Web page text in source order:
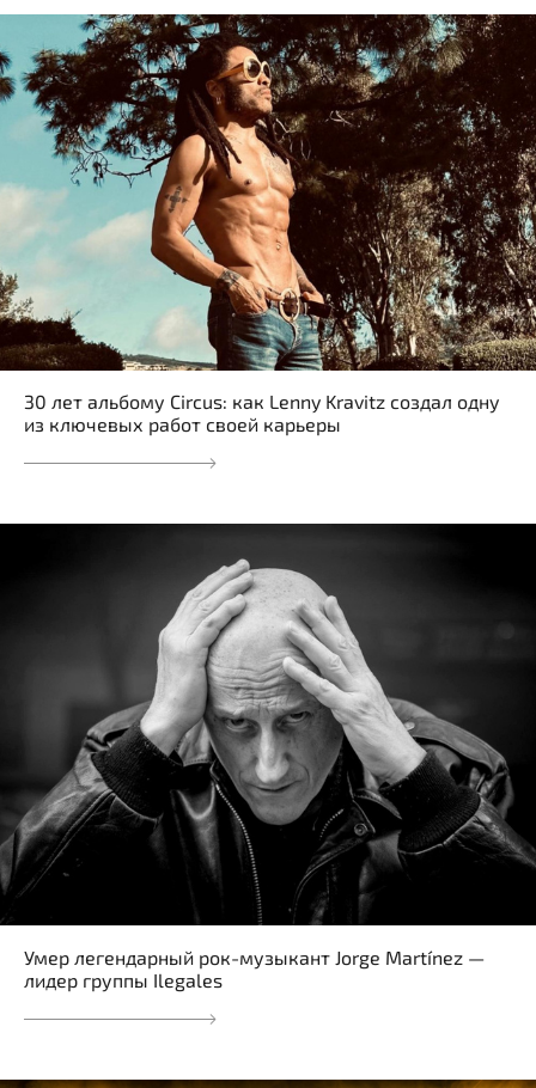
30 лет альбому Circus: как Lenny Kravitz создал одну
из ключевых работ своей карьеры
Умер легендарный рок-музыкант Jorge Martínez —
лидер группы Ilegales